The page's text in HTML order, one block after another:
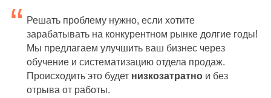
“ Решать проблему нужно, если хотите
зарабатывать на конкурентном рынке долгие годы!
Мы предлагаем улучшить ваш бизнес через
обучение и систематизацию отдела продаж.
Происходить это будет низкозатратно и без
отрыва от работы.